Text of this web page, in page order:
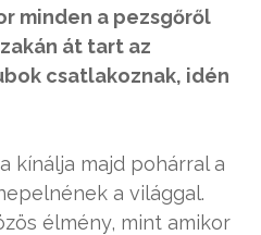
minden a pezsgőről
át tart az
csatlakoznak, idén
kínálja majd pohárral a
a világgal.
élmény, mint amikor